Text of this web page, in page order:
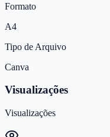
Formato
A4
Tipo de Arquivo
Canva
Visualizações
Visualizações